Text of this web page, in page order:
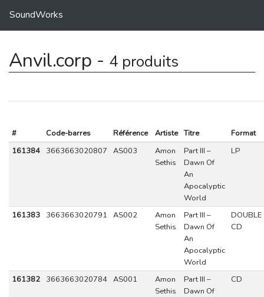
SoundWorks
Anvil.corp - 4 produits
# Code-barres Référence Artiste Titre
Format
161384
3663663020807 AS003
Amon
Sethis
Part III –
Dawn Of
An
Apocalyptic
World
LP
161383 3663663020791 AS002
Amon
Sethis
Part III –
Dawn Of
An
Apocalyptic
World
DOUBLE
CD
161382 3663663020784 AS001
Amon
Sethis
Part III –
Dawn Of
CD